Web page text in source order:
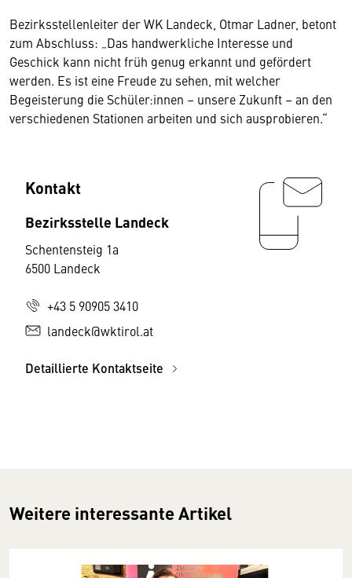
Bezirksstellenleiter der WK Landeck, Otmar Ladner, betont
zum Abschluss: „Das handwerkliche Interesse und
Geschick kann nicht früh genug erkannt und gefördert
werden. Es ist eine Freude zu sehen, mit welcher
Begeisterung die Schüler:innen – unsere Zukunft – an den
verschiedenen Stationen arbeiten und sich ausprobieren.“
Kontakt
Bezirksstelle Landeck
Schentensteig 1a
6500 Landeck
+43 5 90905 3410
landeck@wktirol.at
Detaillierte Kontaktseite
Weitere interessante Artikel